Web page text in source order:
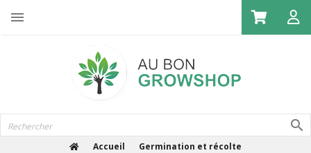

Accueil
Germination et récolte